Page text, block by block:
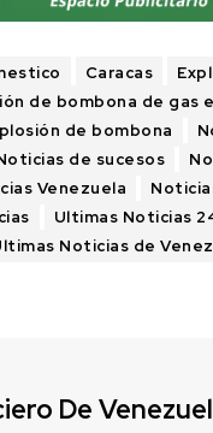
Caracas
de bombona de gas
de bombona
de sucesos
Venezuela
Ultimas Noticias
Noticias de
De